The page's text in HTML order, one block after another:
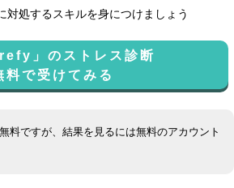
対処するスキルを身につけましょう
」のストレス診断
料で受けてみる
料ですが、結果を見るには無料のアカウント